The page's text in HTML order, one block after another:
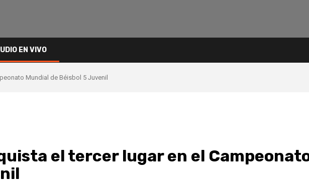
EN VIVO
Mundial de Béisbol 5 Juvenil
el tercer lugar en el